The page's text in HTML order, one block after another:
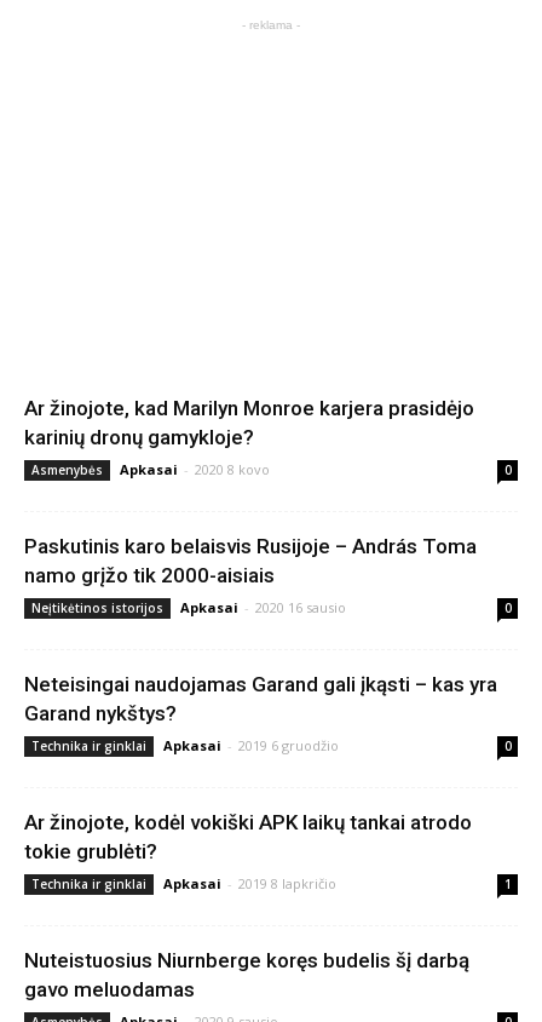
- reklama -
Ar žinojote, kad Marilyn Monroe karjera prasidėjo
karinių dronų gamykloje?
Asmenybės Apkasai - 2020 8 kovo 0
Paskutinis karo belaisvis Rusijoje – András Toma
namo grįžo tik 2000-aisiais
Neįtikėtinos istorijos Apkasai - 2020 16 sausio 0
Neteisingai naudojamas Garand gali įkąsti – kas yra
Garand nykštys?
Technika ir ginklai Apkasai - 2019 6 gruodžio 0
Ar žinojote, kodėl vokiški APK laikų tankai atrodo
tokie grublėti?
Technika ir ginklai Apkasai - 2019 8 lapkričio 1
Nuteistuosius Niurnberge koręs budelis šį darbą
gavo meluodamas